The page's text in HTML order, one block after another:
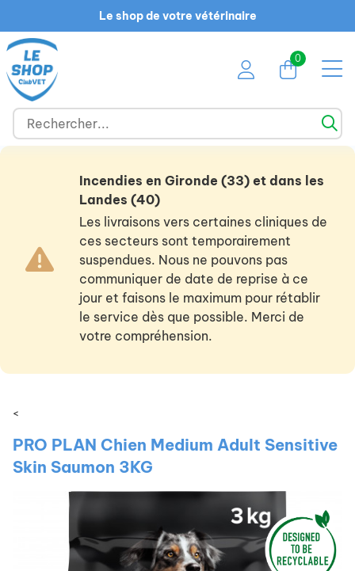
Le shop de votre vétérinaire
0
Incendies en Gironde (33) et dans les
Landes (40)
Les livraisons vers certaines cliniques de
ces secteurs sont temporairement
suspendues. Nous ne pouvons pas
communiquer de date de reprise à ce
jour et faisons le maximum pour rétablir
le service dès que possible. Merci de
votre compréhension.
<
PRO PLAN Chien Medium Adult Sensitive
Skin Saumon 3KG